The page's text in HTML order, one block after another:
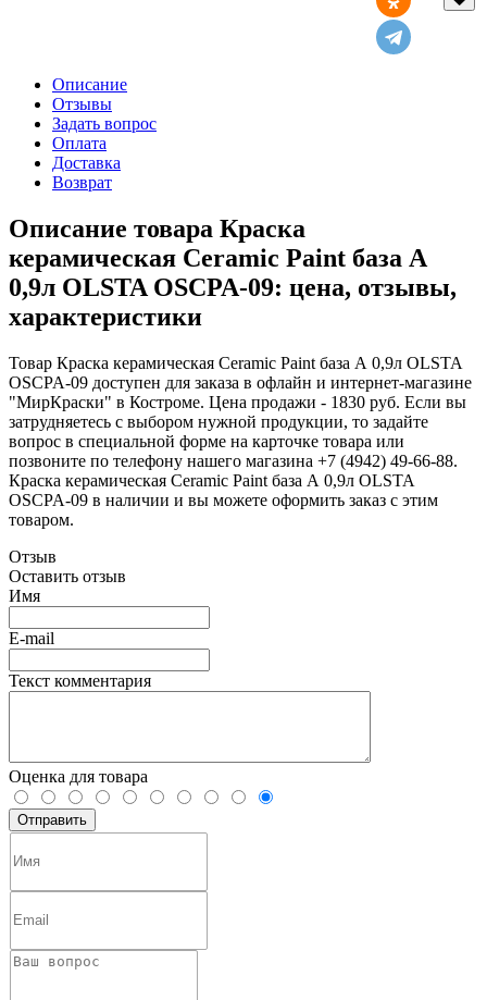
Описание
Отзывы
Задать вопрос
Оплата
Доставка
Возврат
Описание товара Краска
керамическая Ceramic Paint база А
0,9л OLSTA OSCPA-09: цена, отзывы,
характеристики
Товар Краска керамическая Ceramic Paint база А 0,9л OLSTA
OSCPA-09 доступен для заказа в офлайн и интернет-магазине
"МирКраски" в Костроме. Цена продажи - 1830 руб. Если вы
затрудняетесь с выбором нужной продукции, то задайте
вопрос в специальной форме на карточке товара или
позвоните по телефону нашего магазина +7 (4942) 49-66-88.
Краска керамическая Ceramic Paint база А 0,9л OLSTA
OSCPA-09 в наличии и вы можете оформить заказ с этим
товаром.
Отзыв
Оставить отзыв
Имя
E-mail
Текст комментария
Оценка для товара